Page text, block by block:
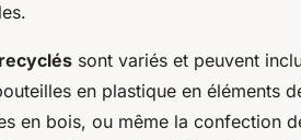
sont variés et peuvent
en plastique en éléments
en bois, ou même la confection